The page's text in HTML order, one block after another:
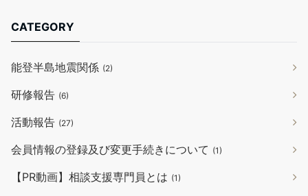
CATEGORY
能登半島地震関係 (2)
研修報告 (6)
活動報告 (27)
会員情報の登録及び変更手続きについて (1)
【PR動画】相談支援専門員とは (1)